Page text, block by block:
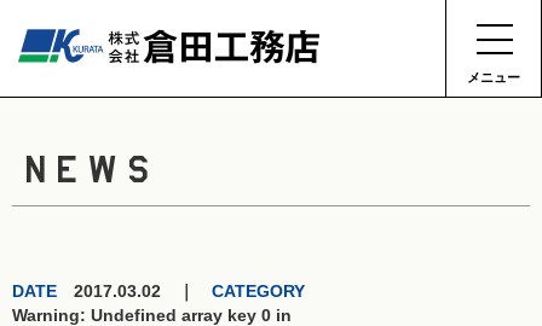
メニュー
NEWS
DATE 2017.03.02 ｜ CATEGORY
Warning: Undefined array key 0 in